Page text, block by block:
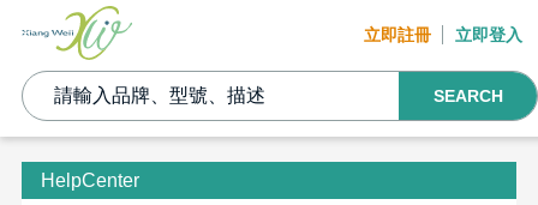
立即註冊 立即登入
SEARCH
HelpCenter